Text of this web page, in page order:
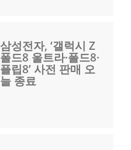
삼성전자, ‘갤럭시 Z
폴드8 울트라·폴드8·
플립8’ 사전 판매 오
늘 종료